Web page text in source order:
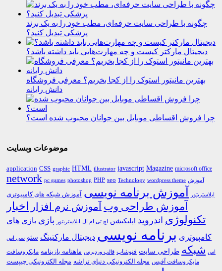
چگونه با طراحی سایت حرفه‌ای، مطب خود را به یک برند
پزشکی تبدیل کنید؟
دیجیتال مارکتر کیست و چه مهارت‌هایی باید داشته باشد؟
بهترین مانیتور استوک را از کجا بخریم؟ معرفی فروشگاه
دانش رایانه
چرا فروش اقساطی موبایل بین جوانان محبوب شده است؟
موضوعات وبسایت
application CSS graphic HTML illustrator javascript Magazine microsoft office
network pc games photoshop PHP seo Technology wordpress theme آموزش
ایلاستریتور آموزش برنامه نویسی آموزش شبکه های کامپیوتری
آموزش طراحی وب آموزش نرم افزار اخبار
تکنولوژی اندروید اپلیکیشن اچ تی ام ال ایلاستریتور بازی بازی های
کامپیوتری برنامه نویسی دیجیتال مارکتینگ سئو سی اس
اس شبکه طراحی سایت فتوشاپ قالب وردپرس ماهنامه بازینامه مایکروسافت
مایکروسافت آفیس مجله الکترونیکی دنیای تراشه مجله الکترونیکی چیپست